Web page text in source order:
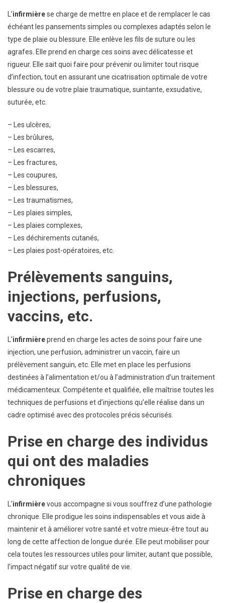
L’infirmièrese charge de mettre en place et de remplacer le cas
échéant les pansements simples ou complexes adaptés selon le
type de plaie ou blessure. Elle enlève les fils de suture ou les
agrafes. Elle prend en charge ces soins avec délicatesse et
rigueur. Elle sait quoi faire pour prévenir ou limiter tout risque
d’infection, tout en assurant une cicatrisation optimale de votre
blessure ou de votre plaie traumatique, suintante, exsudative,
suturée, etc.
– Les ulcères,
– Les brûlures,
– Les escarres,
– Les fractures,
– Les coupures,
– Les blessures,
– Les traumatismes,
– Les plaies simples,
– Les plaies complexes,
– Les déchirements cutanés,
– Les plaies post-opératoires, etc.
Prélèvements sanguins,
injections, perfusions,
vaccins, etc.
L’infirmièreprend en charge les actes de soins pour faire une
injection, une perfusion, administrer un vaccin, faire un
prélèvement sanguin, etc. Elle met en place les perfusions
destinées à l’alimentation et/ou à l’administration d’un traitement
médicamenteux. Compétente et qualifiée, elle maîtrise toutes les
techniques de perfusions et d’injections qu’elle réalise dans un
cadre optimisé avec des protocoles précis sécurisés.
Prise en charge des individus
qui ont des maladies
chroniques
L’infirmièrevous accompagne si vous souffrez d’une pathologie
chronique. Elle prodigue les soins indispensables et vous aide à
maintenir et à améliorer votre santé et votre mieux-être tout au
long de cette affection de longue durée. Elle peut mobiliser pour
cela toutes les ressources utiles pour limiter, autant que possible,
l’impact négatif sur votre qualité de vie.
Prise en charge des